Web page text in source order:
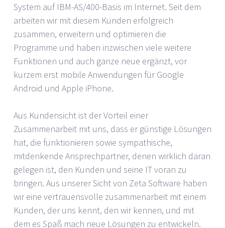
System auf IBM-AS/400-Basis im Internet. Seit dem
arbeiten wir mit diesem Kunden erfolgreich
zusammen, erweitern und optimieren die
Programme und haben inzwischen viele weitere
Funktionen und auch ganze neue ergänzt, vor
kurzem erst mobile Anwendungen für Google
Android und Apple iPhone.
Aus Kundensicht ist der Vorteil einer
Zusammenarbeit mit uns, dass er günstige Lösungen
hat, die funktionieren sowie sympathische,
mitdenkende Ansprechpartner, denen wirklich daran
gelegen ist, den Kunden und seine IT voran zu
bringen. Aus unserer Sicht von Zeta Software haben
wir eine vertrauensvolle zusammenarbeit mit einem
Kunden, der uns kennt, den wir kennen, und mit
dem es Spaß mach neue Lösungen zu entwickeln.